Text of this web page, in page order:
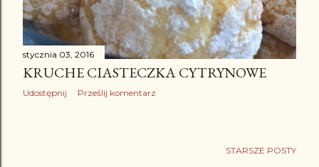
stycznia 03, 2016
KRUCHE CIASTECZKA CYTRYNOWE
Udostępnij Prześlij komentarz
STARSZE POSTY